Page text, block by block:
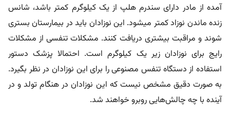
آمده از مادر دارای سندرم هلپ از یک کیلوگرم کمتر باشد، شانس
زنده ماندن نوزاد کمتر می‎شود. این نوزادان باید در بیمارستان بستری
شوند و مراقبت بیشتری دریافت کنند. مشکلات تنفسی از مشکلات
رایج برای نوزادان زیر یک کیلوگرم است. احتمالا پزشک دستور
استفاده از دستگاه تنفس مصنوعی را برای این نوزادان در نظر بگیرد.
به صورت دقیق مشخص نیست که این نوزادان در هنگام تولد و در
آینده با چه چالش‌هایی روبرو خواهند شد.